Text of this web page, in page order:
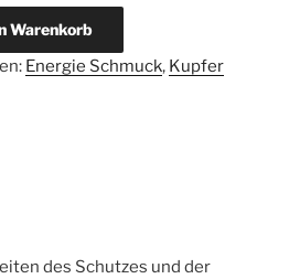
Warenkorb
Energie Schmuck, Kupfer
des Schutzes und der